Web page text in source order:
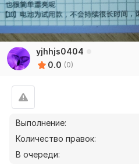
yjhhjs0404
0.0 (0)
Выполнение:
Количество правок:
В очереди: